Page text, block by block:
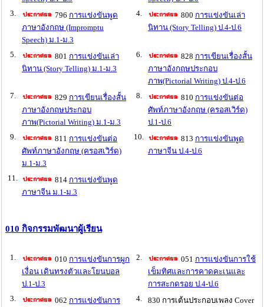
3.
796 การแข่งขันพูด
ภาษาอังกฤษ (Impromptu
Speech) ม.1-ม.3
4. 800 การแข่งขันเล่า
นิทาน (Story Telling) ป.4-ป.6
5. 801 การแข่งขันเล่า
นิทาน (Story Telling) ม.1-ม.3
6. 828 การเขียนเรื่องสั้น
ภาษาอังกฤษประกอบ
ภาพ(Pictorial Writing) ป.4-ป.6
7.
829 การเขียนเรื่องสั้น
ภาษาอังกฤษประกอบ
ภาพ(Pictorial Writing) ม.1-ม.3
8. 810 การแข่งขันต่อ
ศัพท์ภาษาอังกฤษ (ครอสเวิร์ด)
ป.1-ป.6
9.
811 การแข่งขันต่อ
ศัพท์ภาษาอังกฤษ (ครอสเวิร์ด)
ม.1-ม.3
10. 813 การแข่งขันพูด
ภาษาจีน ป.4-ป.6
11. 814 การแข่งขันพูด
ภาษาจีน ม.1-ม.3
010 กิจกรรมพัฒนาผู้เรียน
1. 010 การแข่งขันการผูก
เงื่อน เดินทรงตัวและโยนบอล
ป.1-ป.3
2. 051 การแข่งขันการใช้
เข็มทิศและการคาดคะเนและ
การสะกดรอย ป.4-ป.6
3.
062 การแข่งขันการ
4.
830 การเต้นประกอบเพลง Cover